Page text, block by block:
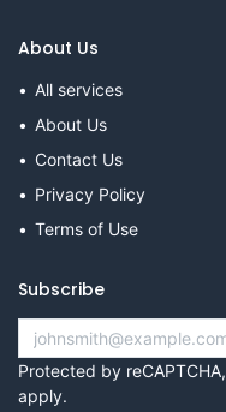
About Us
All services
About Us
Contact Us
Privacy Policy
Terms of Use
Subscribe
Protected by reCAPTCHA,
apply.